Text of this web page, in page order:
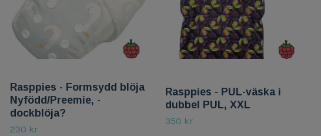
Rasppies - Formsydd blöja
Nyfödd/Preemie, -
dockblöja?
230 kr
Rasppies - PUL-väska i
dubbel PUL, XXL
350 kr